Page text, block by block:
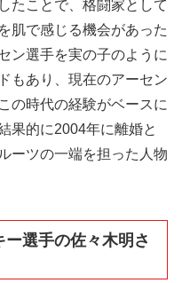
たことで、格闘家として
肌で感じる機会があった
ン選手を実の子のように
もあり、現在のアーセン
の時代の経験がベースに
果的に2004年に離婚と
ーツの一端を担った人物
選手の佐々木明さ